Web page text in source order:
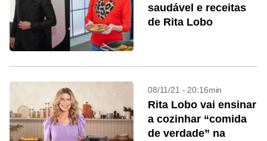
saudável e receitas
de Rita Lobo
08/11/21 - 20:16min
Rita Lobo vai ensinar
a cozinhar “comida
de verdade” na